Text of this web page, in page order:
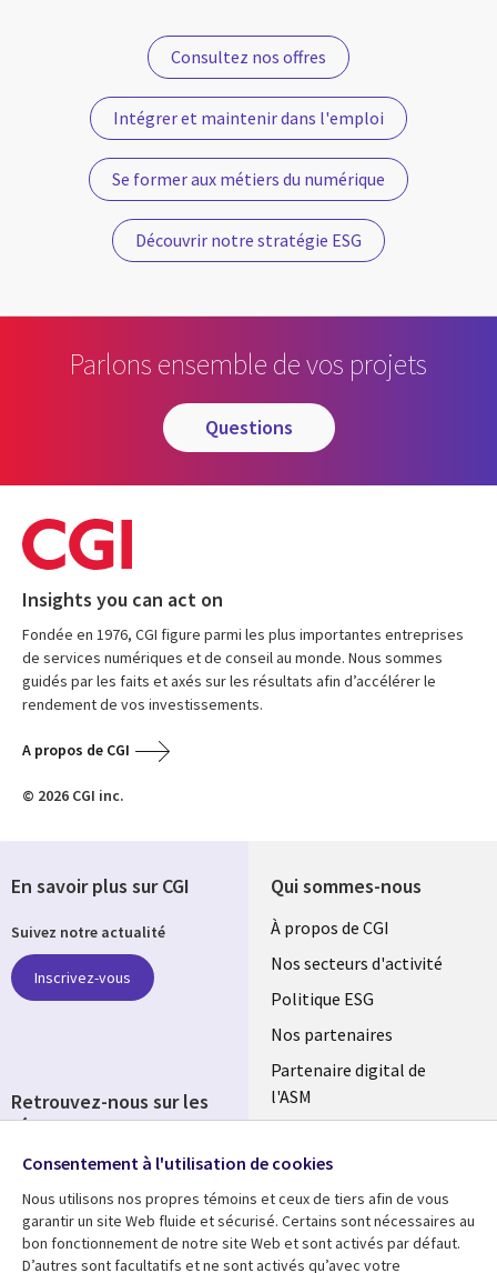
Consultez nos offres
Intégrer et maintenir dans l'emploi
Se former aux métiers du numérique
Découvrir notre stratégie ESG
Parlons ensemble de vos projets
questions
Insights you can act on
Fondée en 1976, CGI figure parmi les plus importantes entreprises
de services numériques et de conseil au monde. Nous sommes
guidés par les faits et axés sur les résultats afin d’accélérer le
rendement de vos investissements.
A propos de CGI
© 2026 CGI inc.
Qui sommes-nous
Useful
links
FRANCE
À propos de CGI
Nos secteurs d'activité
Politique ESG
Nos partenaires
Partenaire digital de
l'ASM
Fusions
Ressources Support
En savoir plus sur CGI
Suivez notre actualité
Inscrivez-vous
Retrouvez-nous sur les
réseaux
Social
Media
FRANCE
Consentement à l'utilisation de cookies
Nous utilisons nos propres témoins et ceux de tiers afin de vous
garantir un site Web fluide et sécurisé. Certains sont nécessaires au
bon fonctionnement de notre site Web et sont activés par défaut.
D’autres sont facultatifs et ne sont activés qu’avec votre